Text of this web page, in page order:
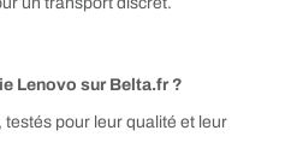
Lenovo sur Belta.fr ?
pour leur qualité et leur